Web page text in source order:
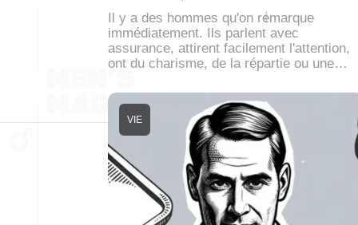
Il y a des hommes qu'on remarque
immédiatement. Ils parlent avec
assurance, attirent facilement l'attention,
ont du charisme, de la répartie ou une…
VIE